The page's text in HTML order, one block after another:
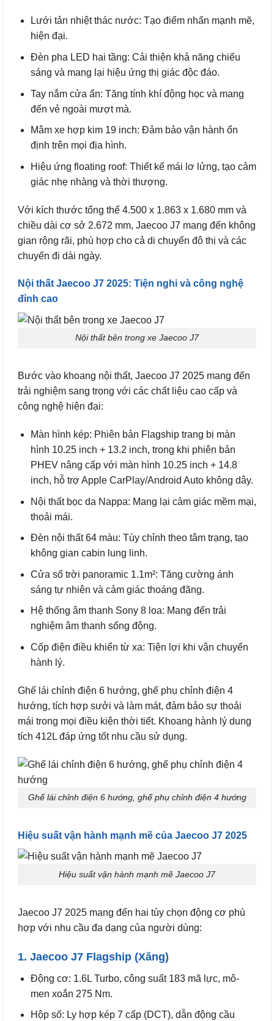
Lưới tản nhiệt thác nước: Tạo điểm nhấn mạnh mẽ,
hiện đại.
Đèn pha LED hai tầng: Cải thiện khả năng chiếu
sáng và mang lại hiệu ứng thị giác độc đáo.
Tay nắm cửa ẩn: Tăng tính khí động học và mang
đến vẻ ngoài mượt mà.
Mâm xe hợp kim 19 inch: Đảm bảo vận hành ổn
định trên mọi địa hình.
Hiệu ứng floating roof: Thiết kế mái lơ lửng, tạo cảm
giác nhẹ nhàng và thời thượng.
Với kích thước tổng thể 4.500 x 1.863 x 1.680 mm và
chiều dài cơ sở 2.672 mm, Jaecoo J7 mang đến không
gian rộng rãi, phù hợp cho cả di chuyển đô thị và các
chuyến đi dài ngày.
Nội thất Jaecoo J7 2025: Tiện nghi và công nghệ
đỉnh cao
Nội thất bên trong xe Jaecoo J7
Bước vào khoang nội thất, Jaecoo J7 2025 mang đến
trải nghiệm sang trọng với các chất liệu cao cấp và
công nghệ hiện đại:
Màn hình kép: Phiên bản Flagship trang bị màn
hình 10.25 inch + 13.2 inch, trong khi phiên bản
PHEV nâng cấp với màn hình 10.25 inch + 14.8
inch, hỗ trợ Apple CarPlay/Android Auto không dây.
Nội thất bọc da Nappa: Mang lại cảm giác mềm mại,
thoải mái.
Đèn nội thất 64 màu: Tùy chỉnh theo tâm trạng, tạo
không gian cabin lung linh.
Cửa sổ trời panoramic 1.1m²: Tăng cường ánh
sáng tự nhiên và cảm giác thoáng đãng.
Hệ thống âm thanh Sony 8 loa: Mang đến trải
nghiệm âm thanh sống động.
Cốp điện điều khiển từ xa: Tiện lợi khi vận chuyển
hành lý.
Ghế lái chỉnh điện 6 hướng, ghế phụ chỉnh điện 4
hướng, tích hợp sưởi và làm mát, đảm bảo sự thoải
mái trong mọi điều kiện thời tiết. Khoang hành lý dung
tích 412L đáp ứng tốt nhu cầu sử dụng.
Ghế lái chỉnh điện 6 hướng, ghế phụ chỉnh điện 4 hướng
Hiệu suất vận hành mạnh mẽ của Jaecoo J7 2025
Hiệu suất vận hành mạnh mẽ Jaecoo J7
Jaecoo J7 2025 mang đến hai tùy chọn động cơ phù
hợp với nhu cầu đa dạng của người dùng:
1. Jaecoo J7 Flagship (Xăng)
Động cơ: 1.6L Turbo, công suất 183 mã lực, mô-
men xoắn 275 Nm.
Hộp số: Ly hợp kép 7 cấp (DCT), dẫn động cầu